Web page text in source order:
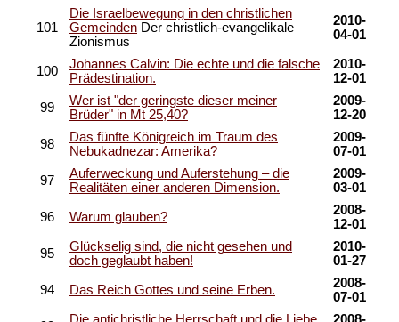
101
Die Israelbewegung in den christlichen
Gemeinden Der christlich-evangelikale
Zionismus
2010-
04-01
100
Johannes Calvin: Die echte und die falsche
Prädestination.
2010-
12-01
99
Wer ist "der geringste dieser meiner
Brüder" in Mt 25,40?
2009-
12-20
98
Das fünfte Königreich im Traum des
Nebukadnezar: Amerika?
2009-
07-01
97
Auferweckung und Auferstehung – die
Realitäten einer anderen Dimension.
2009-
03-01
96 Warum glauben?
2008-
12-01
95
Glückselig sind, die nicht gesehen und
doch geglaubt haben!
2010-
01-27
94 Das Reich Gottes und seine Erben.
2008-
07-01